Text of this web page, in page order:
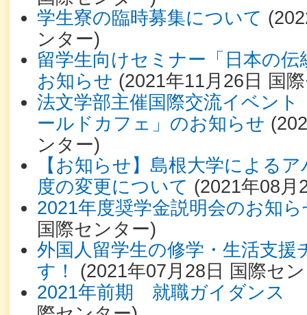
学生寮の臨時募集について (
ンター)
留学生向けセミナー「日本の
お知らせ (2021年11月26日 国
法文学部主催国際交流イベント
ールドカフェ」のお知らせ (
ンター)
【お知らせ】島根大学による
度の変更について (2021年08月
2021年度奨学金説明会のお知ら
国際センター)
外国人留学生の修学・生活支援
す！
(2021年07月28日 国際セ
2021年前期 就職ガイダンス